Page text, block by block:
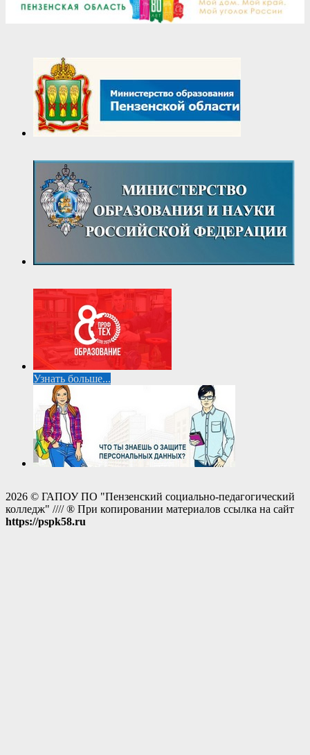
Узнать больше...
2026 © ГАПОУ ПО "Пензенский социально-педагогический
колледж" //// ® При копировании материалов ссылка на сайт
https://pspk58.ru